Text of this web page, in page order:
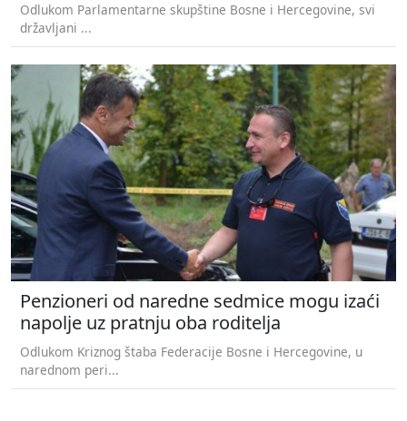
Odlukom Parlamentarne skupštine Bosne i Hercegovine, svi
državljani ...
Penzioneri od naredne sedmice mogu izaći
napolje uz pratnju oba roditelja
Odlukom Kriznog štaba Federacije Bosne i Hercegovine, u
narednom peri...